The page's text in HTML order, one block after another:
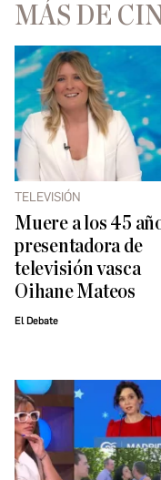
MÁS DE
TELEVISIÓN
Muere a los 45
presentadora de
televisión vasca
Oihane Mateos
El Debate